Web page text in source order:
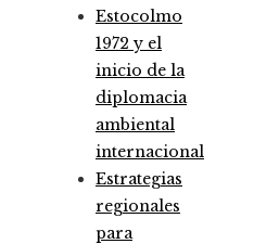
Estocolmo
1972 y el
inicio de la
diplomacia
ambiental
internacional
Estrategias
regionales
para